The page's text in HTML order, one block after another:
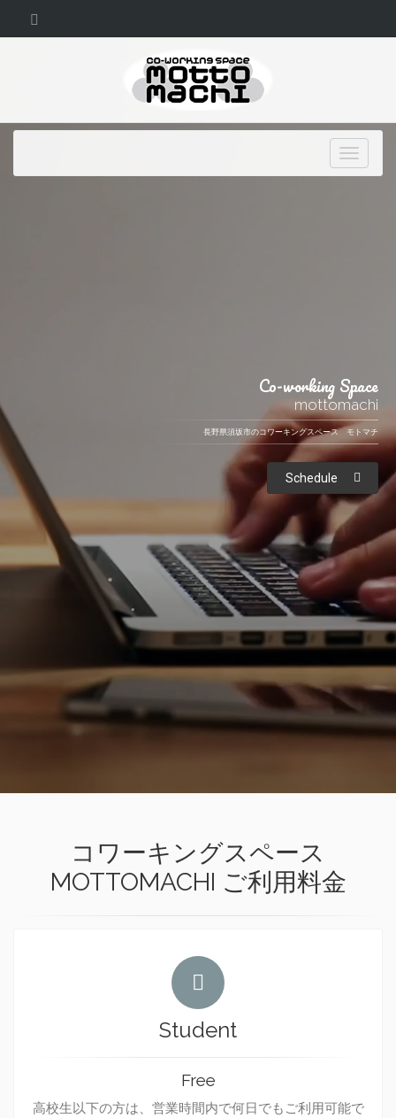
Toggle
Co-working Space
mottomachi
長野県須坂市のコワーキングスペース モトマチ
Schedule
コワーキングスペース
MOTTOMACHI ご利用料金
Student
Free
高校生以下の方は、営業時間内で何日でもご利用可能で